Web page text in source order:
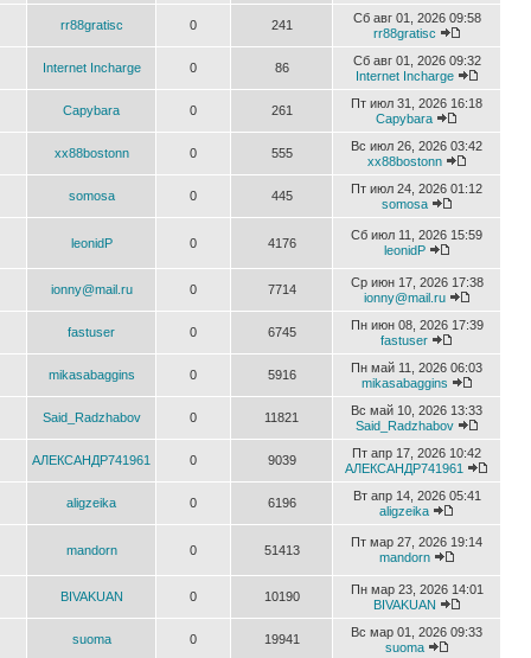
rr88gratisc 0 241
Сб авг 01, 2026 09:58
rr88gratisc
Internet Incharge 0 86
Сб авг 01, 2026 09:32
Internet Incharge
Capybara 0 261
Пт июл 31, 2026 16:18
Capybara
xx88bostonn 0 555
Вс июл 26, 2026 03:42
xx88bostonn
somosa 0 445
Пт июл 24, 2026 01:12
somosa
leonidP 0 4176
Сб июл 11, 2026 15:59
leonidP
ionny@mail.ru 0 7714
Ср июн 17, 2026 17:38
ionny@mail.ru
fastuser 0 6745
Пн июн 08, 2026 17:39
fastuser
mikasabaggins 0 5916
Пн май 11, 2026 06:03
mikasabaggins
Said_Radzhabov 0 11821
Вс май 10, 2026 13:33
Said_Radzhabov
АЛЕКСАНДР741961 0 9039
Пт апр 17, 2026 10:42
АЛЕКСАНДР741961
aligzeika 0 6196
Вт апр 14, 2026 05:41
aligzeika
mandorn 0 51413
Пт мар 27, 2026 19:14
mandorn
BIVAKUAN 0 10190
Пн мар 23, 2026 14:01
BIVAKUAN
suoma 0 19941
Вс мар 01, 2026 09:33
suoma